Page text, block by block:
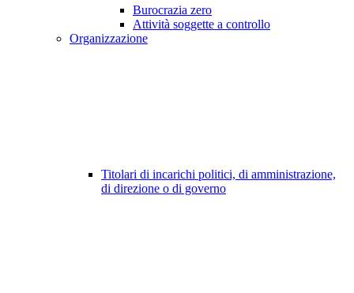
Burocrazia zero
Attività soggette a controllo
Organizzazione
Titolari di incarichi politici, di amministrazione,
di direzione o di governo